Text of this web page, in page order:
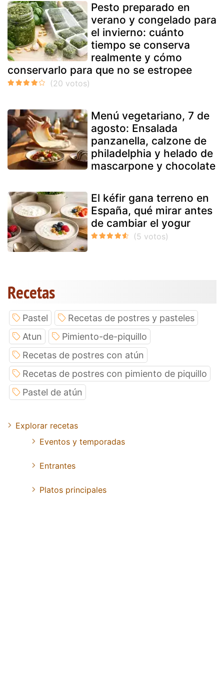
Pesto preparado en
verano y congelado para
el invierno: cuánto
tiempo se conserva
realmente y cómo
conservarlo para que no se estropee
Menú vegetariano, 7 de
agosto: Ensalada
panzanella, calzone de
philadelphia y helado de
mascarpone y chocolate
El kéfir gana terreno en
España, qué mirar antes
de cambiar el yogur
Recetas
Pastel
Recetas de postres y pasteles
Atun
Pimiento-de-piquillo
Recetas de postres con atún
Recetas de postres con pimiento de piquillo
Pastel de atún
Explorar recetas
Eventos y temporadas
Entrantes
Platos principales